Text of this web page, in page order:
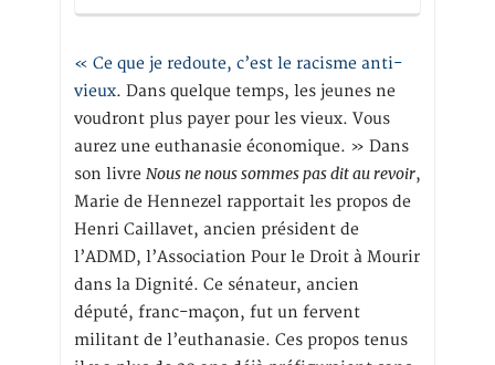
« Ce que je redoute, c’est le racisme anti-
vieux. Dans quelque temps, les jeunes ne
voudront plus payer pour les vieux. Vous
aurez une euthanasie économique. » Dans
son livre Nous ne nous sommes pas dit au revoir,
Marie de Hennezel rapportait les propos de
Henri Caillavet, ancien président de
l’ADMD, l’Association Pour le Droit à Mourir
dans la Dignité. Ce sénateur, ancien
député, franc-maçon, fut un fervent
militant de l’euthanasie. Ces propos tenus